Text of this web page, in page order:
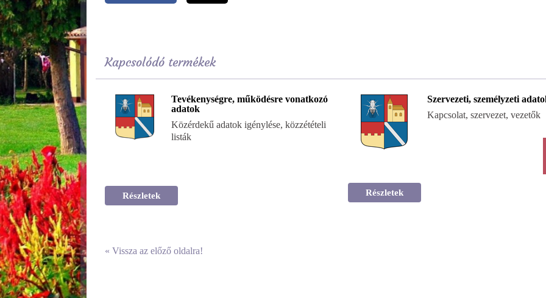
Kapcsolódó termékek
Tevékenységre, működésre vonatkozó
adatok
Közérdekű adatok igénylése, közzétételi
listák
Részletek
Szervezeti, személyzeti
Kapcsolat, szervezet, vezetők
Részletek
« Vissza az előző oldalra!